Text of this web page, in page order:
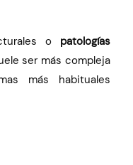
o patologías
ser más compleja
más habituales